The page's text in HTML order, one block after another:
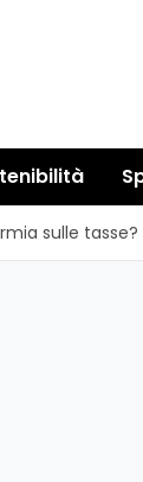
sulle